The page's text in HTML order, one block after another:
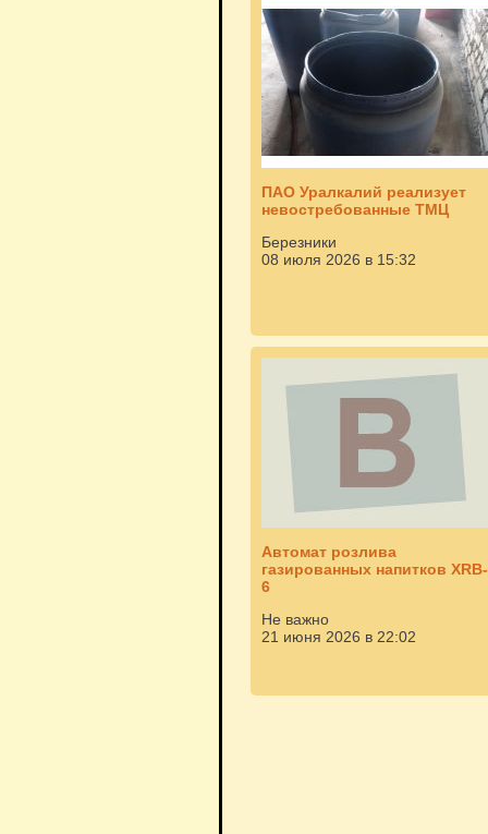
ПАО Уралкалий реализует
невостребованные ТМЦ
Березники
08 июля 2026 в 15:32
Автомат розлива
газированных напитков XRB-
6
Не важно
21 июня 2026 в 22:02